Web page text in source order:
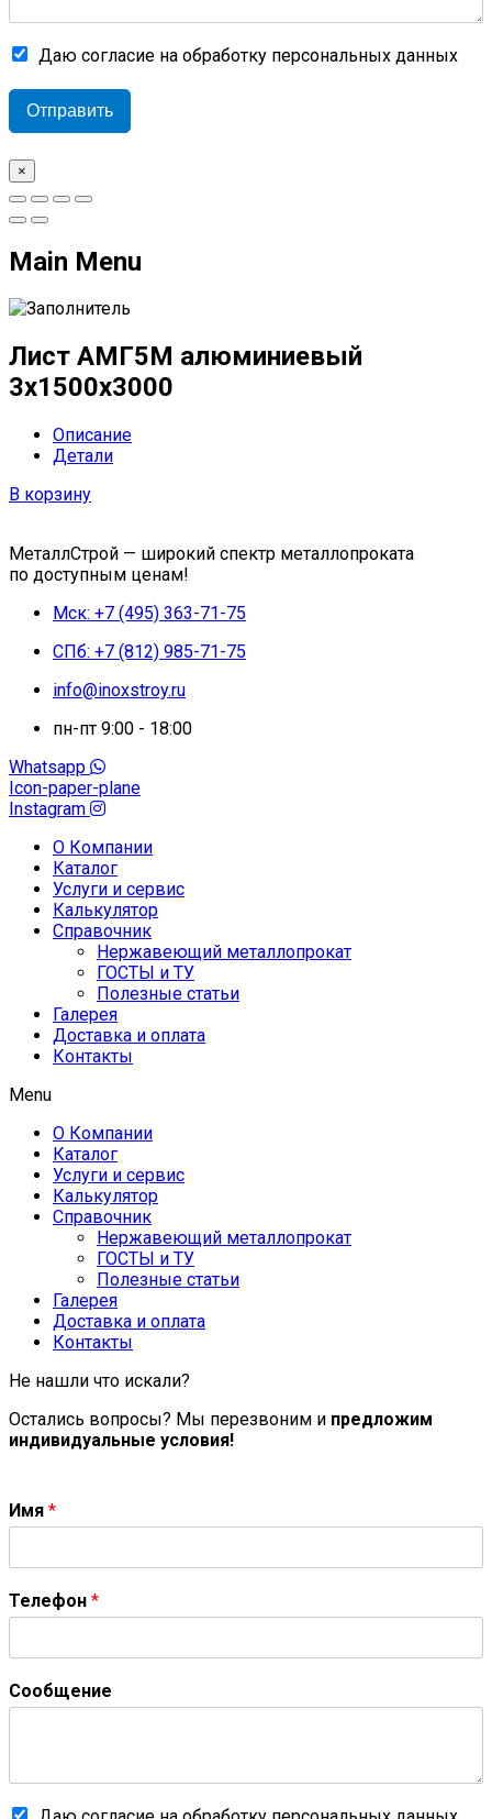
Даю согласие на обработку персональных данных
Отправить
×
Main Menu
Лист АМГ5М алюминиевый
3х1500х3000
Описание
Детали
В корзину
МеталлСтрой — широкий спектр металлопроката
по доступным ценам!
Мск: +7 (495) 363-71-75
СПб: +7 (812) 985-71-75
info@inoxstroy.ru
пн-пт 9:00 - 18:00
Whatsapp
Icon-paper-plane
Instagram
О Компании
Каталог
Услуги и сервис
Калькулятор
Справочник
Нержавеющий металлопрокат
ГОСТЫ и ТУ
Полезные статьи
Галерея
Доставка и оплата
Контакты
Menu
О Компании
Каталог
Услуги и сервис
Калькулятор
Справочник
Нержавеющий металлопрокат
ГОСТЫ и ТУ
Полезные статьи
Галерея
Доставка и оплата
Контакты
Не нашли что искали?
Остались вопросы? Мы перезвоним и предложим
индивидуальные условия!
Имя *
Телефон *
Сообщение